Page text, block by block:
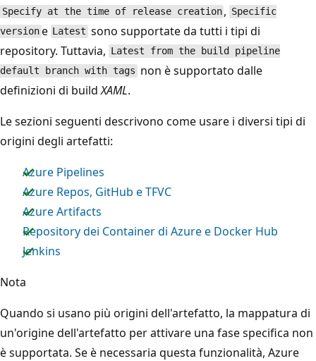
Specify at the time of release creation , Specific
versione Latest sono supportate da tutti i tipi di
repository. Tuttavia,
Latest from the build pipeline
default branch with tags non è supportato dalle
definizioni di buildXAML.
Le sezioni seguenti descrivono come usare i diversi tipi di
origini degli artefatti:
Azure Pipelines
Azure Repos, GitHub e TFVC
Azure Artifacts
Repository dei Container di Azure e Docker Hub
Jenkins
Nota
Quando si usano più origini dell'artefatto, la mappatura di
un'origine dell'artefatto per attivare una fase specifica non
è supportata. Se è necessaria questa funzionalità, Azure